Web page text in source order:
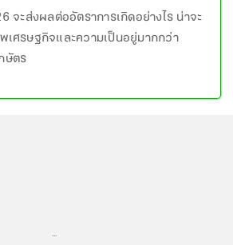
จะส่งผลต่ออัตราการเกิดอย่างไร น่าจะ
เศรษฐกิจและความเป็นอยู่มากกว่า
ษัตร
...